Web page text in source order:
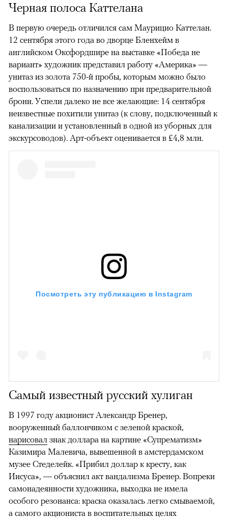
Черная полоса Каттелана
В первую очередь отличился сам Маурицио Каттелан.
12 сентября этого года во дворце Бленхейм в
английском Оксфордшире на выставке «Победа не
вариант» художник представил работу «Америка» —
унитаз из золота 750-й пробы, которым можно было
воспользоваться по назначению при предварительной
брони. Успели далеко не все желающие: 14 сентября
неизвестные похитили унитаз (к слову, подключенный к
канализации и установленный в одной из уборных для
экскурсоводов). Арт-объект оценивается в £4,8 млн.
Посмотреть эту публикацию в Instagram
00:00 / 00:00
Самый известный русский хулиган
В 1997 году акционист Александр Бренер,
вооруженный баллончиком с зеленой краской,
нарисовал знак доллара на картине «Супрематизм»
Казимира Малевича, вывешенной в амстердамском
музее Стеделейк. «Прибил доллар к кресту, как
Иисуса», — объяснил акт вандализма Бренер. Вопреки
самонадеянности художника, выходка не имела
особого резонанса: краска оказалась легко смываемой,
а самого акциониста в воспитательных целях